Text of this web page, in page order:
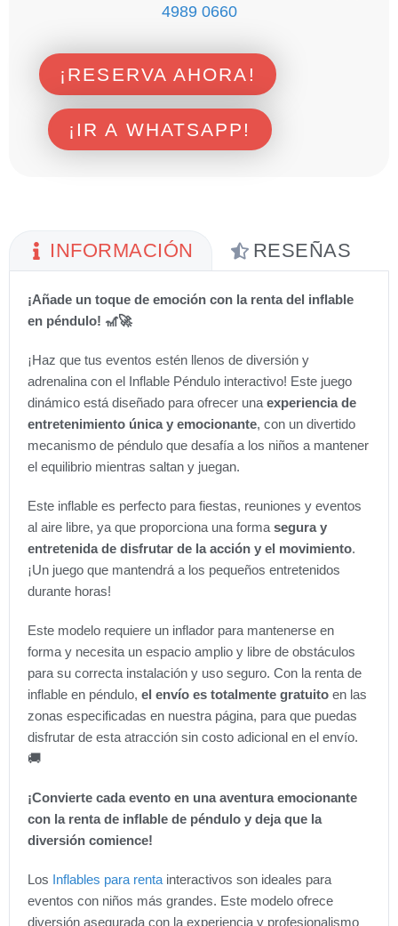
4989 0660
¡RESERVA AHORA!
¡IR A WHATSAPP!
INFORMACIÓN RESEÑAS
¡Añade un toque de emoción con la renta del inflable
en péndulo! 🎢🚀
¡Haz que tus eventos estén llenos de diversión y
adrenalina con el Inflable Péndulo interactivo! Este juego
dinámico está diseñado para ofrecer una experiencia de
entretenimiento única y emocionante, con un divertido
mecanismo de péndulo que desafía a los niños a mantener
el equilibrio mientras saltan y juegan.
Este inflable es perfecto para fiestas, reuniones y eventos
al aire libre, ya que proporciona una forma segura y
entretenida de disfrutar de la acción y el movimiento.
¡Un juego que mantendrá a los pequeños entretenidos
durante horas!
Este modelo requiere un inflador para mantenerse en
forma y necesita un espacio amplio y libre de obstáculos
para su correcta instalación y uso seguro. Con la renta de
inflable en péndulo, el envío es totalmente gratuito en las
zonas especificadas en nuestra página, para que puedas
disfrutar de esta atracción sin costo adicional en el envío.
🚚
¡Convierte cada evento en una aventura emocionante
con la renta de inflable de péndulo y deja que la
diversión comience!
Los Inflables para renta interactivos son ideales para
eventos con niños más grandes. Este modelo ofrece
diversión asegurada con la experiencia y profesionalismo